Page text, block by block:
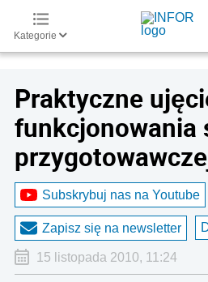
Kategorie
Praktyczne
funkcjonowania
Subskrybuj nas na Youtube
Zapisz się na newsletter
15 listopada 2010, 11:24